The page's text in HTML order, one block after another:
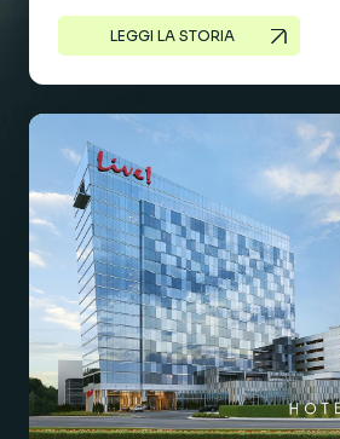
LEGGI LA STORIA